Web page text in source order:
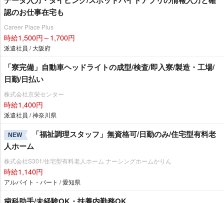
認のお仕事在宅も
Career Place Plus
時給1,500円～1,700円
派遣社員 / 大阪府
「寮完備」自動車ヘッドライトの成型/検査/即入寮/製造・工場/
日勤/日払い
株式会社京栄センター
時給1,400円
派遣社員 / 神奈川県
NEW
「福祉調理スタッフ」無資格可/日勤のみ/住宅型有料老
人ホーム
株式会社S301/住宅型有料老人ホーム ナーシングホームかりん
時給1,140円
アルバイト・パート / 愛知県